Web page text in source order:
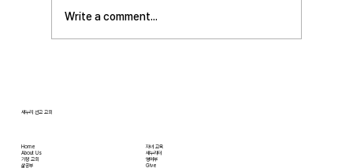
문명은 우리의 삶을 매우 편리하게 만들어 주었
Write a comment...
Home
About Us
​가정 교회
​삶공부
자녀 교육
새누리터
영어부
Give
새누리 선교 교회